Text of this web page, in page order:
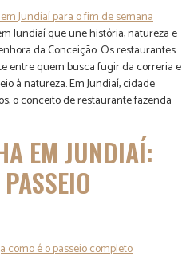
Jundiaí que une história, natureza e
da Conceição. Os restaurantes
entre quem busca fugir da correria e
à natureza. Em Jundiaí, cidade
o conceito de restaurante fazenda
EM JUNDIAÍ: